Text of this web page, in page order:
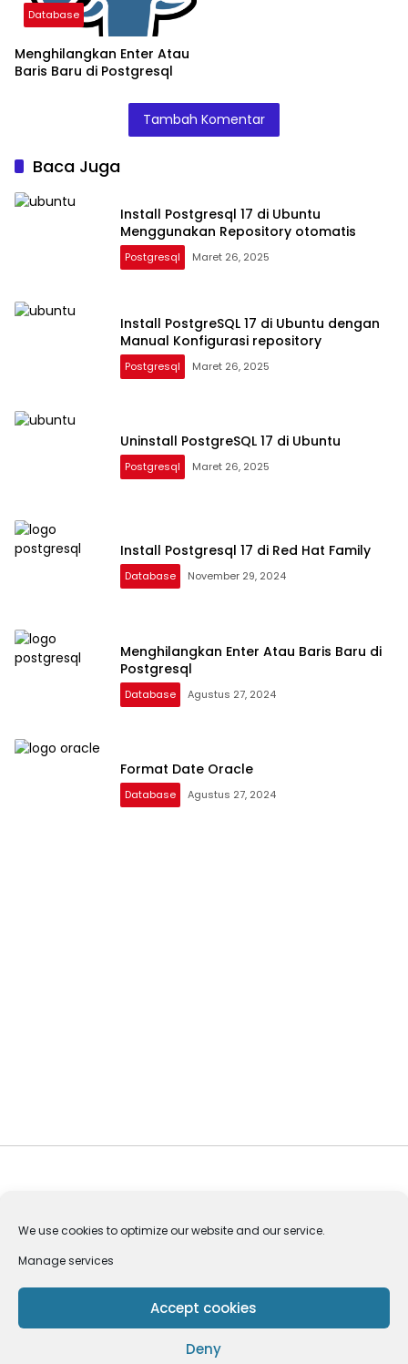
We use cookies to optimize our website and our service.
Manage services
Accept cookies
Deny
Database
Menghilangkan Enter Atau
Baris Baru di Postgresql
Tambah Komentar
Baca Juga
Install Postgresql 17 di Ubuntu
Menggunakan Repository otomatis
Postgresql Maret 26, 2025
Install PostgreSQL 17 di Ubuntu dengan
Manual Konfigurasi repository
Postgresql Maret 26, 2025
Uninstall PostgreSQL 17 di Ubuntu
Postgresql Maret 26, 2025
Install Postgresql 17 di Red Hat Family
Database November 29, 2024
Menghilangkan Enter Atau Baris Baru di
Postgresql
Database Agustus 27, 2024
Format Date Oracle
Database Agustus 27, 2024
Copyright © 2024 Codeitworld | All Rights Reserved.
Versi Non AMP